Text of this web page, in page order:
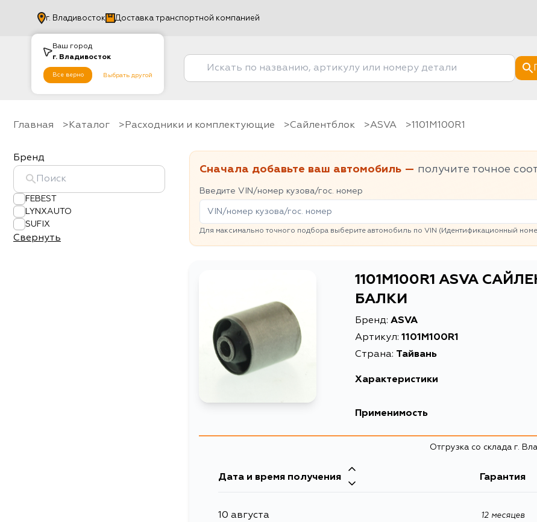
Ваш город
г. Владивосток
Все верно Выбрать другой
г. Владивосток Доставка транспортной компанией
Главная Каталог Расходники и комплектующие Сайлентблок ASVA 1101M100R1
Бренд
FEBEST
LYNXAUTO
SUFIX
Свернуть
Сначала добавьте ваш автомобиль — получите точное
Введите VIN/номер кузова/гос. номер
Для максимально точного подбора выберите автомобиль по VIN (Идентификационный
1101M100R1 ASVA
БАЛКИ
Бренд: ASVA
Артикул:1101M100R1
Страна: Тайвань
Характеристики
Масса, кг
Применимость
Отгрузка со склада г.
Дата и время получения Гарантия
10 августа 12 месяцев